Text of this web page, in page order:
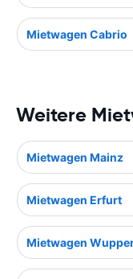
Mietwagen Cabrio
Weitere
Mietwagen Mainz
Mietwagen Erfurt
Mietwagen